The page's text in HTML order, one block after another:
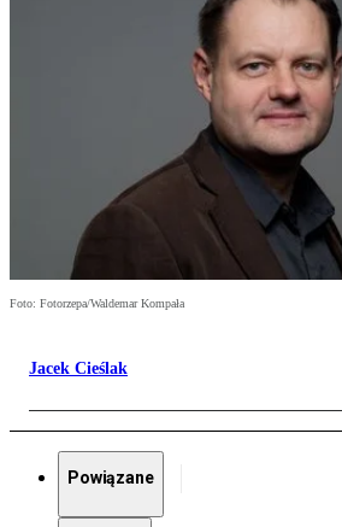
Foto: Fotorzepa/Waldemar Kompała
Jacek Cieślak
Powiązane